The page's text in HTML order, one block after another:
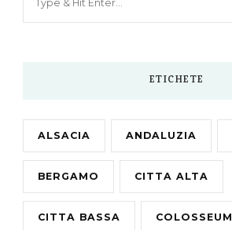
ETICHETE
ALSACIA ANDALUZIA
BERGAMO CITTA ALTA
CITTA BASSA COLOSSEUM